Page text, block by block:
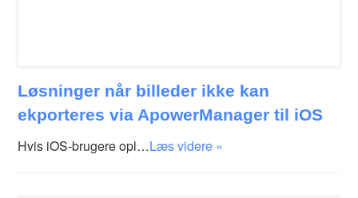
Løsninger når billeder ikke kan
ekporteres via ApowerManager til iOS
Hvis iOS-brugere opl…Læs videre »